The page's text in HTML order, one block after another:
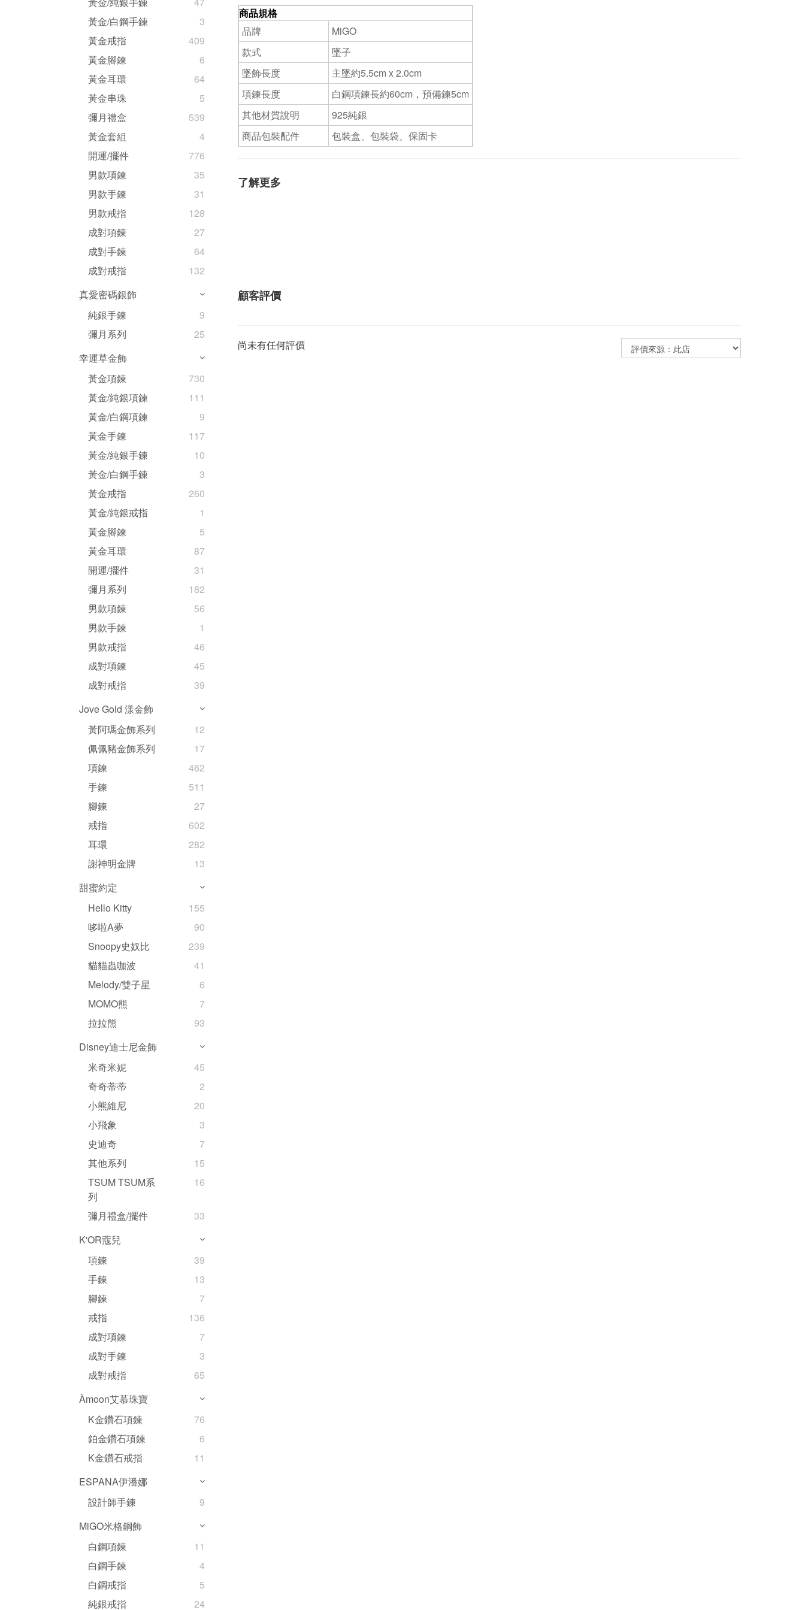
黃金/白鋼手鍊
3
黃金戒指
409
黃金腳鍊
6
黃金耳環
64
黃金串珠
5
彌月禮盒
539
黃金套組
4
開運/擺件
776
男款項鍊
35
男款手鍊
31
男款戒指
128
成對項鍊
27
成對手鍊
64
成對戒指
132
真愛密碼銀飾
純銀手鍊
9
彌月系列
25
幸運草金飾
黃金項鍊
730
黃金/純銀項鍊
111
黃金/白鋼項鍊
9
黃金手鍊
117
黃金/純銀手鍊
10
黃金/白鋼手鍊
3
黃金戒指
260
黃金/純銀戒指
1
黃金腳鍊
5
黃金耳環
87
開運/擺件
31
彌月系列
182
男款項鍊
56
男款手鍊
1
男款戒指
46
成對項鍊
45
成對戒指
39
Jove Gold 漾金飾
黃阿瑪金飾系列
12
佩佩豬金飾系列
17
項鍊
462
手鍊
511
腳鍊
27
戒指
602
耳環
282
謝神明金牌
13
甜蜜約定
Hello Kitty
155
哆啦A夢
90
Snoopy史奴比
239
貓貓蟲咖波
41
Melody/雙子星
6
MOMO熊
7
拉拉熊
93
Disney迪士尼金飾
米奇米妮
45
奇奇蒂蒂
2
小熊維尼
20
小飛象
3
史迪奇
7
其他系列
15
TSUM TSUM系
列
16
彌月禮盒/擺件
33
K'OR蔻兒
項鍊
39
手鍊
13
腳鍊
7
戒指
136
成對項鍊
7
成對手鍊
3
成對戒指
65
Àmoon艾慕珠寶
K金鑽石項鍊
76
鉑金鑽石項鍊
6
K金鑽石戒指
11
ESPANA伊潘娜
設計師手鍊
9
MiGO米格鋼飾
白鋼項鍊
11
白鋼手鍊
4
白鋼戒指
5
純銀戒指
24
商品規格
品牌
MiGO
款式
墜子
墜飾長度
主墜約5.5cm x 2.0cm
項鍊長度
白鋼項鍊長約60cm，預備鍊5cm
其他材質說明
925純銀
商品包裝配件
包裝盒、包裝袋、保固卡
了解更多
顧客評價
尚未有任何評價